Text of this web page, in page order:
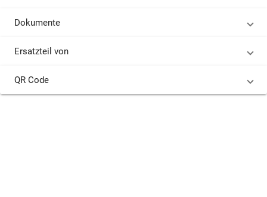
Dokumente
Ersatzteil von
QR Code